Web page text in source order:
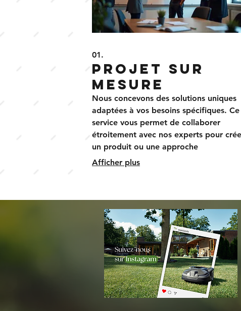
01.
Projet sur
mesure
Nous concevons des solutions uniques
adaptées à vos besoins spécifiques. Ce
service vous permet de collaborer
étroitement avec nos experts pour
un produit ou une approche
parfaitement alignée avec vos objectifs.
Afficher plus